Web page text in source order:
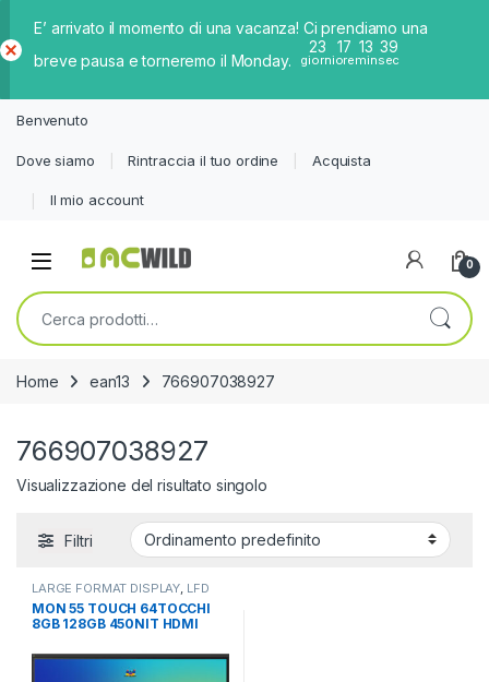
E’ arrivato il momento di una vacanza! Ci prendiamo una
breve pausa e torneremo il Monday.
23
giorni
17
ore
13
min
38
sec
iud
Benvenuto
Dove siamo Rintraccia il tuo ordine Acquista
Il mio account
0
Cerca:
Home ean13 766907038927
766907038927
Visualizzazione del risultato singolo
Filtri
LARGE FORMAT DISPLAY, LFD
TOUCH,MONITOR
MON 55 TOUCH 64TOCCHI
8GB 128GB 450NIT HDMI